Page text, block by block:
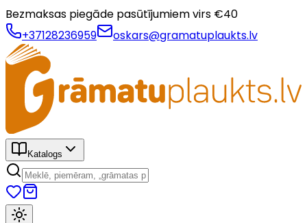
Bezmaksas piegāde pasūtījumiem virs €40
+37128236959
oskars@gramatuplaukts.lv
Katalogs